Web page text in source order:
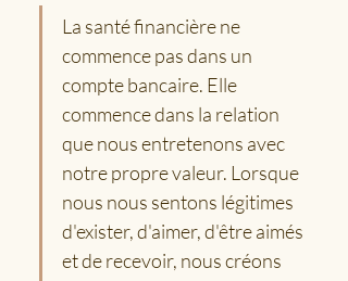
La santé financière ne
commence pas dans un
compte bancaire. Elle
commence dans la relation
que nous entretenons avec
notre propre valeur. Lorsque
nous nous sentons légitimes
d'exister, d'aimer, d'être aimés
et de recevoir, nous créons